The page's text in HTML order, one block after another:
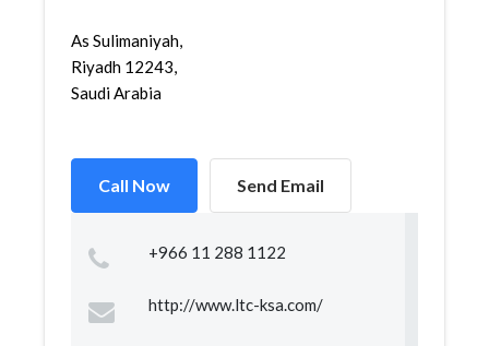
As Sulimaniyah,
Riyadh 12243,
Saudi Arabia
Call Now Send Email
+966 11 288 1122
http://www.ltc-ksa.com/